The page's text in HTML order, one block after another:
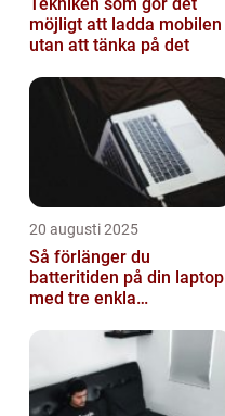
möjligt att ladda mobilen
utan att tänka på det
20 augusti 2025
Så förlänger du
batteritiden på din laptop
med tre enkla